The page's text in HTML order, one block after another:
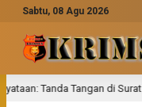
Sabtu, 08 Agu 2026
Surat Tanah Atas Nama H.